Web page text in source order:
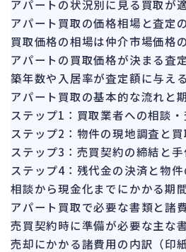
労災・ハラスメント 149
解雇・退職 129
事業運営
品質・リコール 48
情報漏洩・サイバー 269
事業再編 71
手続 701
私的整理 151
法的整理
債権者対応 19
アパートの状況別に見る買取が
アパート買取の価格相場と査定
買取価格の相場は仲介市場価格
アパートの買取価格が決まる査
築年数や入居率が査定額に与え
アパート買取の基本的な流れと
ステップ1：買取業者への相談
ステップ2：物件の現地調査と
ステップ3：売買契約の締結と
ステップ4：残代金の決済と物
相談から現金化までにかかる期
アパート買取で必要な書類と諸
売買契約時に準備が必要な主な
売却にかかる諸費用の内訳（印